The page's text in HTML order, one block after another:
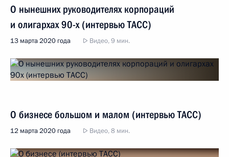
О нынешних руководителях корпораций
и олигархах 90-х (интервью ТАСС)
13 марта 2020 года Видео, 9 мин.
О бизнесе большом и малом (интервью ТАСС)
12 марта 2020 года Видео, 8 мин.